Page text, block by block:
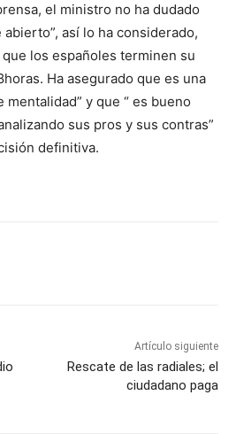
el ministro no ha dudado
así lo ha considerado,
los españoles terminen su
Ha asegurado que es una
mentalidad” y que “ es bueno
sus pros y sus contras”
definitiva.
Artículo siguiente
Rescate de las radiales; el
ciudadano paga